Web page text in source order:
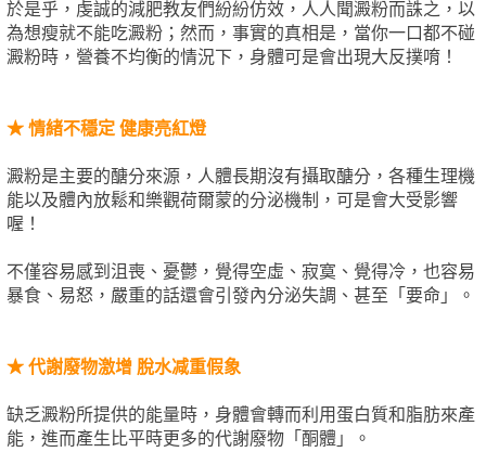
於是乎，虔誠的減肥教友們紛紛仿效，人人聞澱粉而誅之，以
為想瘦就不能吃澱粉；然而，事實的真相是，當你一口都不碰
澱粉時，營養不均衡的情況下，身體可是會出現大反撲唷！
★情緒不穩定 健康亮紅燈
澱粉是主要的醣分來源，人體長期沒有攝取醣分，各種生理機
能以及體內放鬆和樂觀荷爾蒙的分泌機制，可是會大受影響
喔！
不僅容易感到沮喪、憂鬱，覺得空虛、寂寞、覺得冷，也容易
暴食、易怒，嚴重的話還會引發內分泌失調、甚至「要命」。
★代謝廢物激增 脫水减重假象
缺乏澱粉所提供的能量時，身體會轉而利用蛋白質和脂肪來產
能，進而產生比平時更多的代謝廢物「酮體」。